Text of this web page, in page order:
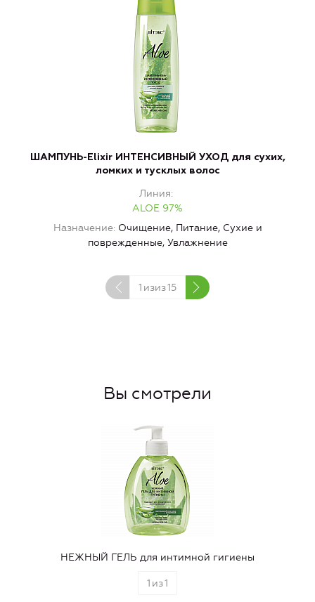
ШАМПУНЬ-Elixir ИНТЕНСИВНЫЙ УХОД для сухих,
ломких и тусклых волос
Линия
ALOE 97%
Назначение Очищение, Питание, Сухие и
поврежденные, Увлажнение
1 изиз15
Вы смотрели
НЕЖНЫЙ ГЕЛЬ для интимной гигиены
1 из1